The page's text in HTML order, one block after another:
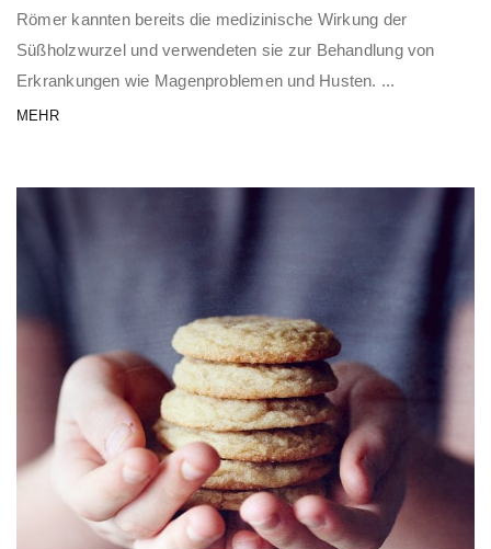
Römer kannten bereits die medizinische Wirkung der
Süßholzwurzel und verwendeten sie zur Behandlung von
Erkrankungen wie Magenproblemen und Husten. ...
MEHR